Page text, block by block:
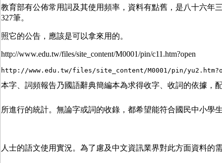
教育部有公佈常用詞及其使用頻率，資料有點舊，是八十六年
327筆。
照它的公告，應該是可以拿來用的。
http://www.edu.tw/files/site_content/M0001/pin/c11.htm?open
本字、詞頻報告乃國語辭典簡編本為求得收字、收詞的依據，
所進行的統計。無論字或詞的收錄，都希望能符合國民中小學
人士的語文使用實況。為了慮及中文資訊業界對此方面資料的